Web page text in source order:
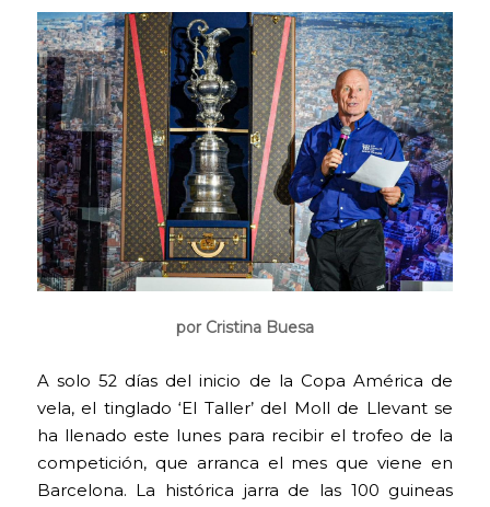
por Cristina Buesa
A solo 52 días del inicio de la Copa América de
vela, el tinglado ‘El Taller’ del Moll de Llevant se
ha llenado este lunes para recibir el trofeo de la
competición, que arranca el mes que viene en
Barcelona. La histórica jarra de las 100 guineas